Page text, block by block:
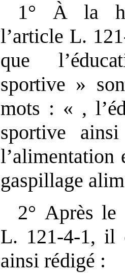
1° À la
l’article L.
que
sportive »
mots : « ,
sportive
l’alimentation
gaspillage
2° Après
L. 121‑4‑1,
ainsi rédigé :